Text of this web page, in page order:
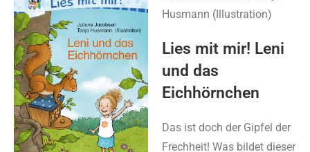
Husmann (Illustration)
Lies mit mir! Leni
und das
Eichhörnchen
Das ist doch der Gipfel der
Frechheit! Was bildet dieser